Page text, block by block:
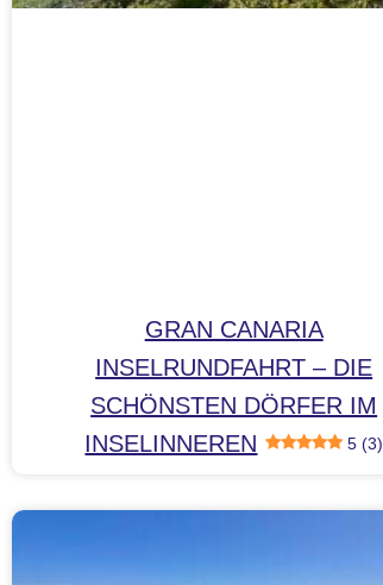
GRAN CANARIA
INSELRUNDFAHRT – DIE
SCHÖNSTEN DÖRFER IM
INSELINNEREN
5 (3)